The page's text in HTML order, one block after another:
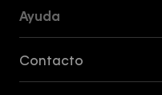
Ayuda
Contacto